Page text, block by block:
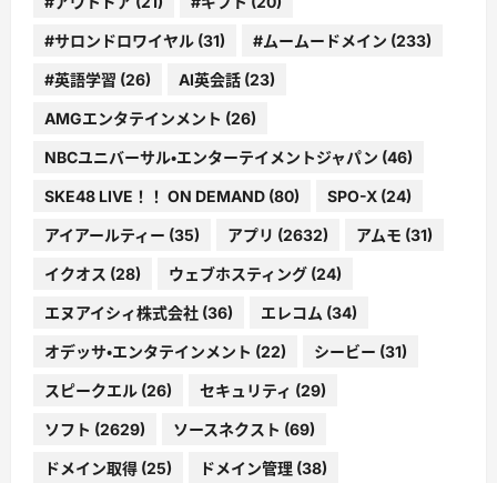
#サロンドロワイヤル (31) #ムームードメイン (233)
#英語学習 (26) AI英会話 (23)
AMGエンタテインメント (26)
NBCユニバーサル・エンターテイメントジャパン (46)
SKE48 LIVE！！ ON DEMAND (80) SPO-X (24)
アイアールティー (35) アプリ (2632) アムモ (31)
イクオス (28) ウェブホスティング (24)
エヌアイシィ株式会社 (36) エレコム (34)
オデッサ・エンタテインメント (22) シービー (31)
スピークエル (26) セキュリティ (29)
ソフト (2629) ソースネクスト (69)
ドメイン取得 (25) ドメイン管理 (38)